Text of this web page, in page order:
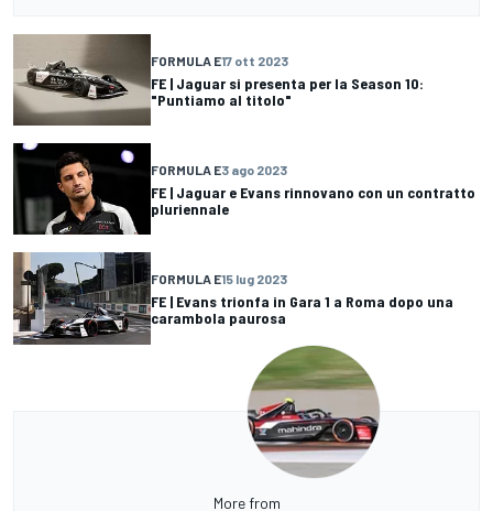
FORMULA E17 ott 2023
FE | Jaguar si presenta per la Season 10:
"Puntiamo al titolo"
FORMULA E3 ago 2023
FE | Jaguar e Evans rinnovano con un contratto
pluriennale
FORMULA E15 lug 2023
FE | Evans trionfa in Gara 1 a Roma dopo una
carambola paurosa
More from